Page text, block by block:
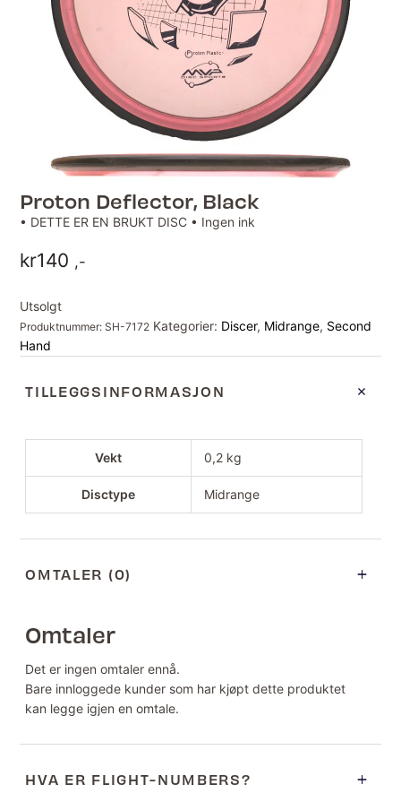
Proton Deflector, Black
• DETTE ER EN BRUKT DISC • Ingen ink
kr140 ,-
Utsolgt
Produktnummer:SH-7172 Kategorier: Discer, Midrange, Second
Hand
TILLEGGSINFORMASJON
Vekt 0,2 kg
Disctype Midrange
OMTALER (0)
Omtaler
Det er ingen omtaler ennå.
Bare innloggede kunder som har kjøpt dette produktet
kan legge igjen en omtale.
HVA ER FLIGHT-NUMBERS?